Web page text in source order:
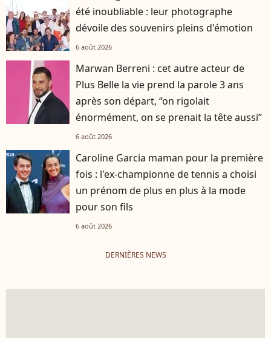
été inoubliable : leur photographe
dévoile des souvenirs pleins d'émotion
6 août 2026
Marwan Berreni : cet autre acteur de
Plus Belle la vie prend la parole 3 ans
après son départ, “on rigolait
énormément, on se prenait la tête aussi”
6 août 2026
Caroline Garcia maman pour la première
fois : l'ex-championne de tennis a choisi
un prénom de plus en plus à la mode
pour son fils
6 août 2026
DERNIÈRES NEWS